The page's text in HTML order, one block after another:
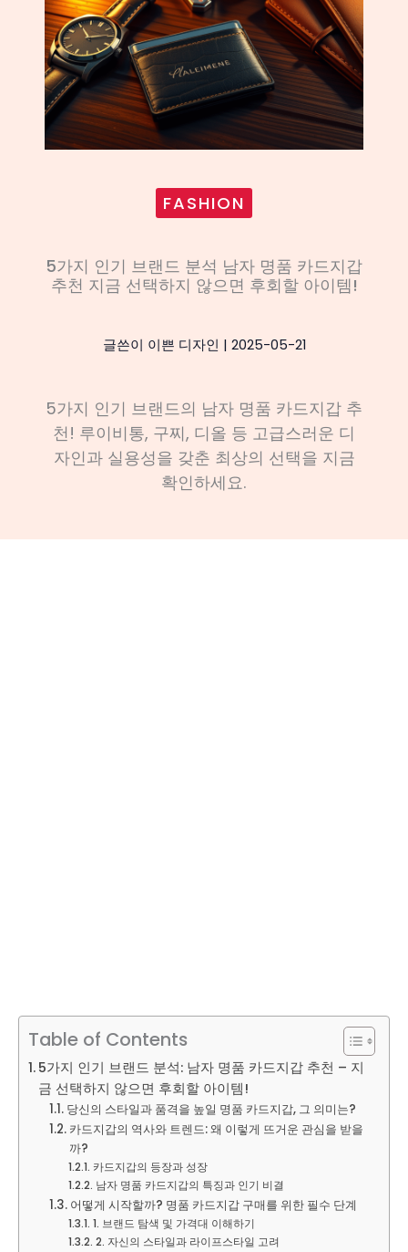
FASHION
5가지 인기 브랜드 분석 남자 명품 카드지갑
추천 지금 선택하지 않으면 후회할 아이템!
글쓴이 이쁜 디자인 | 2025-05-21
5가지 인기 브랜드의 남자 명품 카드지갑 추
천! 루이비통, 구찌, 디올 등 고급스러운 디
자인과 실용성을 갖춘 최상의 선택을 지금
확인하세요.
Table of Contents
5가지 인기 브랜드 분석: 남자 명품 카드지갑 추천 – 지
금 선택하지 않으면 후회할 아이템!
당신의 스타일과 품격을 높일 명품 카드지갑, 그 의미는?
카드지갑의 역사와 트렌드: 왜 이렇게 뜨거운 관심을 받을
까?
카드지갑의 등장과 성장
남자 명품 카드지갑의 특징과 인기 비결
어떻게 시작할까? 명품 카드지갑 구매를 위한 필수 단계
1. 브랜드 탐색 및 가격대 이해하기
2. 자신의 스타일과 라이프스타일 고려